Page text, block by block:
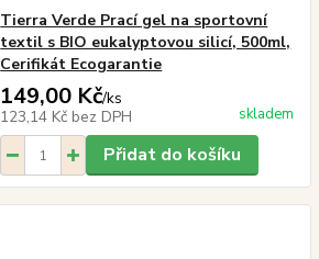
Tierra Verde Prací gel na sportovní
textil s BIO eukalyptovou silicí, 500ml,
Cerifikát Ecogarantie
149,00 Kč/ks
123,14 Kč bez DPH skladem
Přidat do košíku